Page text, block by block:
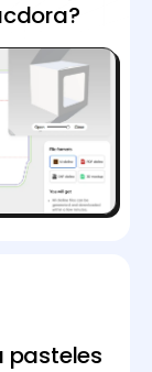
pasteles